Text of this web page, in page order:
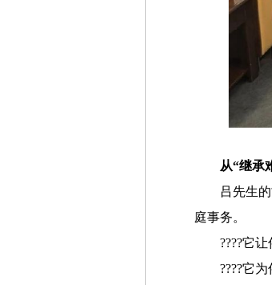
从“继承
吕先生
庭事务。
????它
????它